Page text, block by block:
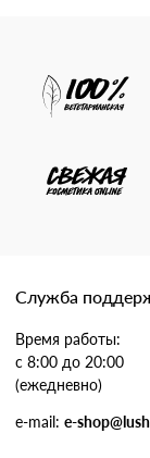
Служба
Время работы:
с 8:00 до 20:00
(ежедневно)
e-mail: e-